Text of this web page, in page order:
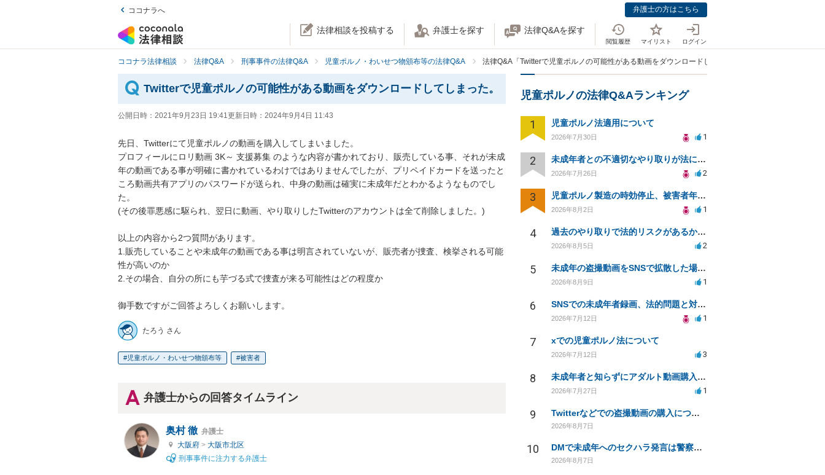
ココナラへ 弁護士の方はこちら
法律相談を投稿する 弁護士を探す 法律Q&Aを探す
閲覧履歴 マイリスト ログイン
ココナラ法律相談 法律Q&A 刑事事件の法律Q&A 児童ポルノ・わいせつ物頒布等の法律Q&A 法律Q&A「Twitterで児童ポルノの可能性がある動画をダウンロードしてしまった。」
Twitterで児童ポルノの可能性がある動画をダウンロードしてしまった。
公開日時： 2021年9月23日 19:41更新日時： 2024年9月4日 11:43
先日、Twitterにて児童ポルノの動画を購入してしまいました。
プロフィールにロリ動画 3K～ 支援募集 のような内容が書かれており、販売している事、それが未成
年の動画である事が明確に書かれているわけではありませんでしたが、プリペイドカードを送ったと
ころ動画共有アプリのパスワードが送られ、中身の動画は確実に未成年だとわかるようなものでし
た。
(その後罪悪感に駆られ、翌日に動画、やり取りしたTwitterのアカウントは全て削除しました。)
以上の内容から2つ質問があります。
1.販売していることや未成年の動画である事は明言されていないが、販売者が捜査、検挙される可能
性が高いのか
2.その場合、自分の所にも芋づる式で捜査が来る可能性はどの程度か
御手数ですがご回答よろしくお願いします。
たろう さん
児童ポルノ・わいせつ物頒布等 被害者
弁護士からの回答タイムライン
奥村 徹 弁護士
大阪府 > 大阪市北区
刑事事件に注力する弁護士
児童ポルノの法律Q&Aランキング
1 児童ポルノ法適用について
2026年7月30日 1
2 未成年者との不適切なやり取りが法に触れる可能性と対処法
2026年7月26日 2
3 児童ポルノ製造の時効停止、被害者年齢での適用は？
2026年8月2日 1
4 過去のやり取りで法的リスクがあるか知りたい
2026年8月5日 2
5 未成年の盗撮動画をSNSで拡散した場合の法的リスクは？
2026年8月9日 1
6 SNSでの未成年者録画、法的問題と対応策について相談したい
2026年7月12日 1
7 xでの児童ポルノ法について
2026年7月12日 3
8 未成年者と知らずにアダルト動画購入、法的影響は？
2026年7月27日 1
9 Twitterなどでの盗撮動画の購入について
2026年8月7日
10 DMで未成年へのセクハラ発言は警察に捕まる可能性はありますか
2026年8月7日